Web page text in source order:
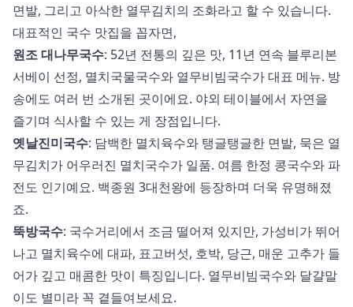
면발, 그리고 아삭한 열무김치의 조화라고 할 수 있습니다.
대표적인 국수 맛집을 꼽자면,
원조 대나무국수: 52년 전통의 깊은 맛, 11년 연속 블루리본
서베이 선정, 멸치국물국수와 열무비빔국수가 대표 메뉴. 방
송에도 여러 번 소개된 곳이에요. 야외 테이블에서 자연을
즐기며 식사할 수 있는 게 장점입니다.
옛날진미국수: 담백한 멸치육수와 탱글탱글한 면발, 묵은 열
무김치가 어우러진 멸치국수가 일품. 여름 한정 콩국수와 파
전도 인기예요. 백종원 3대천왕에 등장하며 더욱 유명해졌
죠.
뚝방국수: 국수거리에서 조금 떨어져 있지만, 가성비가 뛰어
나고 멸치육수에 대파, 표고버섯, 호박, 당근, 매운 고추가 들
어가 깊고 매콤한 맛이 특징입니다. 열무비빔국수와 달걀말
이도 별미라 꼭 곁들여보세요.